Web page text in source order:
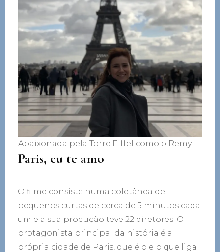
Apaixonada pela Torre Eiffel como o Remy
Paris, eu te amo
O filme consiste numa coletânea de
pequenos curtas de cerca de 5 minutos cada
um e a sua produção teve 22 diretores. O
protagonista principal da história é a
própria cidade de Paris, que é o elo que liga